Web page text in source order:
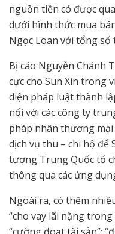
nguồn tiền có được
dưới hình thức mua
Ngọc Loan với tổng số
Bị cáo Nguyễn Chánh
cực cho Sun Xin trong
diện pháp luật thành
nối với các công ty
pháp nhân thương mại
dịch vụ thu – chi hộ để
tượng Trung Quốc tổ
thông qua các ứng
Ngoài ra, có thêm
“cho vay lãi nặng trong